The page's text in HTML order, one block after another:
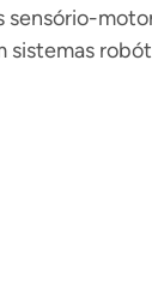
sensório-
sistemas